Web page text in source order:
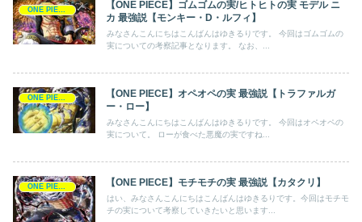
【ONE PIECE】ゴムゴムの実/ヒトヒトの実 モデル ニ
カ 最強説【モンキー・D・ルフィ】
みなさんこんにちはこんばんはゆきるりです。 今回はゴムゴムの
実についての考察記事となります。 なお、...
ONE PIECE
【ONE PIECE】オペオペの実 最強説【トラファルガ
ー・ロー】
みなさんこんにちはこんばんはゆきるりです。 今回はオペオペの
実について。 ローが食べた悪魔の実ですね...
ONE PIECE 【ONE PIECE】モチモチの実 最強説【カタクリ】
はい、みなさんこんにちはこんばんはゆきるりです。今回はモチモ
チの実について考察していきたいと思います...